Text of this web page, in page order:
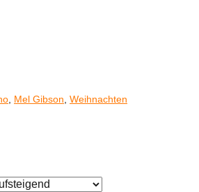
, Mel Gibson, Weihnachten